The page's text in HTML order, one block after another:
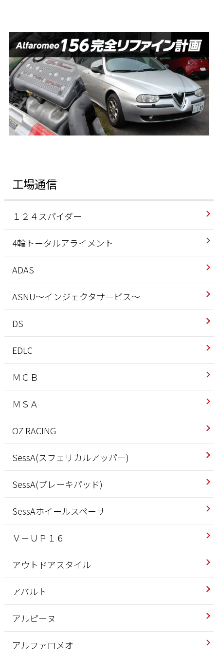
工場通信
１２４スパイダー
4輪トータルアライメント
ADAS
ASNU～インジェクタサービス～
DS
EDLC
ＭＣＢ
ＭＳＡ
OZ RACING
SessA(スフェリカルアッパー)
SessA(ブレーキパッド)
SessAホイールスペーサ
Ｖ－ＵＰ１６
アウトドアスタイル
アバルト
アルピーヌ
アルファロメオ